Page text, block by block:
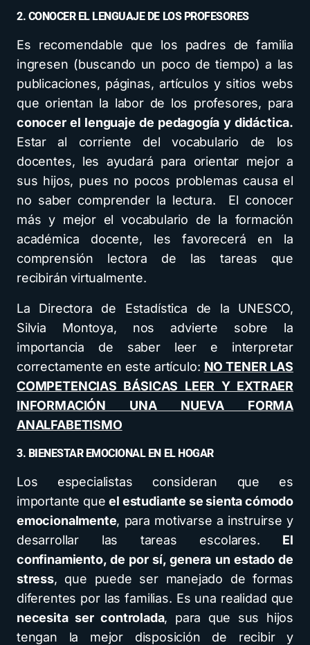
2. CONOCER EL LENGUAJE DE LOS PROFESORES
Es recomendable que los padres de familia
ingresen (buscando un poco de tiempo) a las
publicaciones, páginas, artículos y sitios webs
que orientan la labor de los profesores, para
conocer el lenguaje de pedagogía y didáctica.
Estar al corriente del vocabulario de los
docentes, les ayudará para orientar mejor a
sus hijos, pues no pocos problemas causa el
no saber comprender la lectura. El conocer
más y mejor el vocabulario de la formación
académica docente, les favorecerá en la
comprensión lectora de las tareas que
recibirán virtualmente.
La Directora de Estadística de la UNESCO,
Silvia Montoya, nos advierte sobre la
importancia de saber leer e interpretar
correctamente en este artículo: NO TENER LAS
COMPETENCIAS BÁSICAS LEER Y EXTRAER
INFORMACIÓN UNA NUEVA FORMA
ANALFABETISMO
3. BIENESTAR EMOCIONAL EN EL HOGAR
Los especialistas consideran que es
importante queel estudiante se sienta cómodo
emocionalmente, para motivarse a instruirse y
desarrollar las tareas escolares. El
confinamiento, de por sí, genera un estado de
stress, que puede ser manejado de formas
diferentes por las familias. Es una realidad que
necesita ser controlada, para que sus hijos
tengan la mejor disposición de recibir y